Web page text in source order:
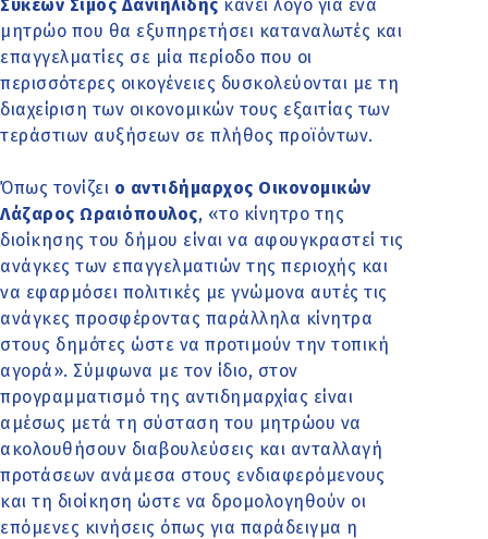
Συκεών Σίμος Δανιηλίδης κάνει λόγο για ένα
μητρώο που θα εξυπηρετήσει καταναλωτές και
επαγγελματίες σε μία περίοδο που οι
περισσότερες οικογένειες δυσκολεύονται με τη
διαχείριση των οικονομικών τους εξαιτίας των
τεράστιων αυξήσεων σε πλήθος προϊόντων.
Όπως τονίζει ο αντιδήμαρχος Οικονομικών
Λάζαρος Ωραιόπουλος, «το κίνητρο της
διοίκησης του δήμου είναι να αφουγκραστεί τις
ανάγκες των επαγγελματιών της περιοχής και
να εφαρμόσει πολιτικές με γνώμονα αυτές τις
ανάγκες προσφέροντας παράλληλα κίνητρα
στους δημότες ώστε να προτιμούν την τοπική
αγορά». Σύμφωνα με τον ίδιο, στον
προγραμματισμό της αντιδημαρχίας είναι
αμέσως μετά τη σύσταση του μητρώου να
ακολουθήσουν διαβουλεύσεις και ανταλλαγή
προτάσεων ανάμεσα στους ενδιαφερόμενους
και τη διοίκηση ώστε να δρομολογηθούν οι
επόμενες κινήσεις όπως για παράδειγμα η